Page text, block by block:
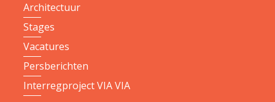
Architectuur
Stages
Vacatures
Persberichten
Interregproject VIA VIA